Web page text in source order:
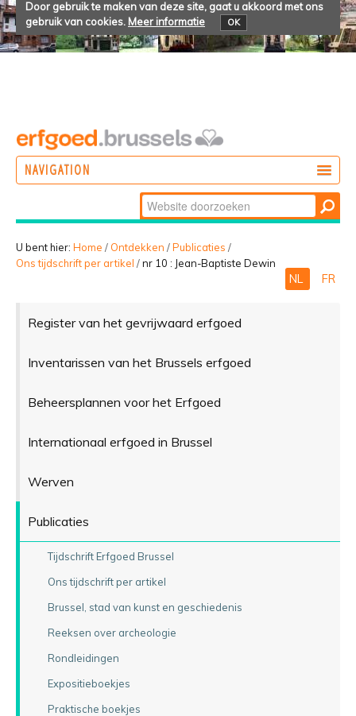
Door gebruik te maken van deze site, gaat u akkoord met ons
gebruik van cookies. Meer informatie OK
NAVIGATION
BELEVEN
Zoek
Geavanceerd
zoeken...
U bent hier: Home / Ontdekken /Publicaties /
Ons tijdschrift per artikel /nr 10 : Jean-Baptiste Dewin
NL FR
Register van het gevrijwaard erfgoed
Inventarissen van het Brussels erfgoed
Beheersplannen voor het Erfgoed
Internationaal erfgoed in Brussel
Werven
Publicaties
Tijdschrift Erfgoed Brussel
Ons tijdschrift per artikel
Brussel, stad van kunst en geschiedenis
Reeksen over archeologie
Rondleidingen
Expositieboekjes
Praktische boekjes